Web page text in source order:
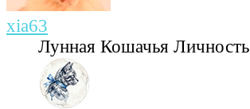
xia63
Лунная Кошачья Личность